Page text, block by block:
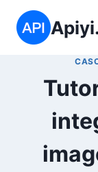
Saltar
contenido